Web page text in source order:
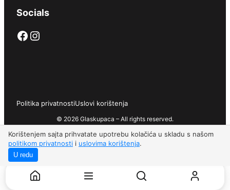
Korištenjem sajta prihvatate upotrebu kolačića u skladu s našom
politikom privatnosti i uslovima korištenja.
U redu
Socials
Facebook Instagram
Politika privatnostiUslovi korištenja
© 2026 Glaskupaca – All rights reserved.